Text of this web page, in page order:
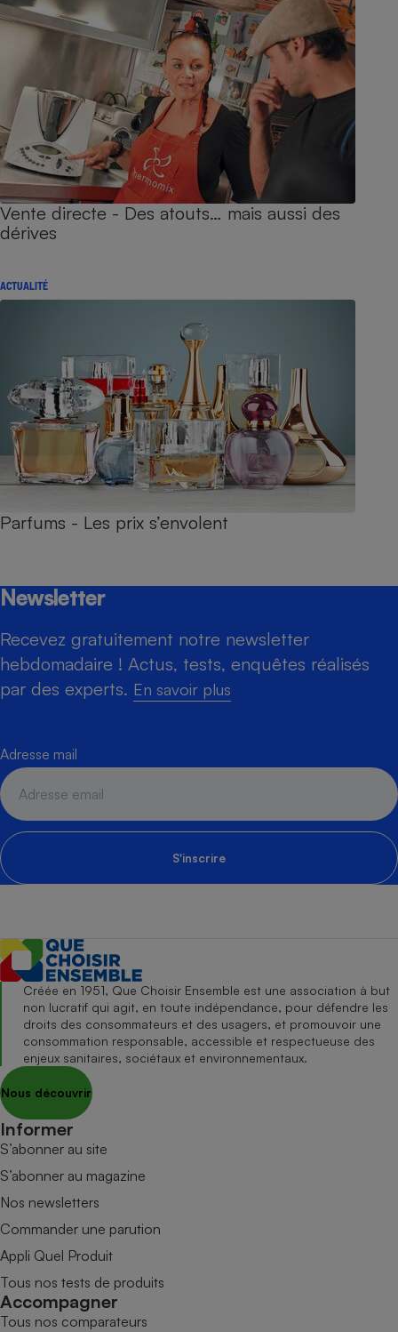
Vente directe - Des atouts… mais aussi des
dérives
ACTUALITÉ
Parfums - Les prix s’envolent
Newsletter
Recevez gratuitement notre newsletter
hebdomadaire ! Actus, tests, enquêtes réalisés
par des experts. En savoir plus
Adresse mail
S'inscrire
Créée en 1951, Que Choisir Ensemble est une association à but
non lucratif qui agit, en toute indépendance, pour défendre les
droits des consommateurs et des usagers, et promouvoir une
consommation responsable, accessible et respectueuse des
enjeux sanitaires, sociétaux et environnementaux.
Nous découvrir
Informer
S’abonner au site
S’abonner au magazine
Nos newsletters
Commander une parution
Appli Quel Produit
Tous nos tests de produits
Accompagner
Tous nos comparateurs